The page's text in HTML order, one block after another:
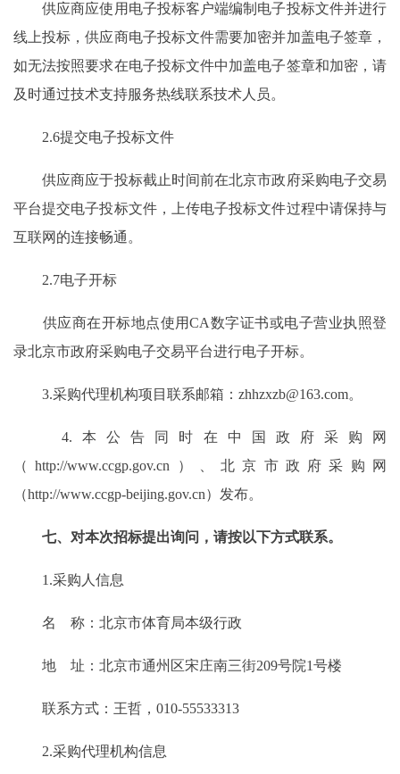
供应商应使用电子投标客户端编制电子投标文件并进行
线上投标，供应商电子投标文件需要加密并加盖电子签章，
如无法按照要求在电子投标文件中加盖电子签章和加密，请
及时通过技术支持服务热线联系技术人员。
2.6提交电子投标文件
供应商应于投标截止时间前在北京市政府采购电子交易
平台提交电子投标文件，上传电子投标文件过程中请保持与
互联网的连接畅通。
2.7电子开标
供应商在开标地点使用CA数字证书或电子营业执照登
录北京市政府采购电子交易平台进行电子开标。
3.采购代理机构项目联系邮箱：zhhzxzb@163.com。
4.本公告同时在中国政府采购网
（http://www.ccgp.gov.cn）、北京市政府采购网
（http://www.ccgp-beijing.gov.cn）发布。
七、对本次招标提出询问，请按以下方式联系。
1.采购人信息
名 称：北京市体育局本级行政
地 址：北京市通州区宋庄南三街209号院1号楼
联系方式：王哲，010-55533313
2.采购代理机构信息